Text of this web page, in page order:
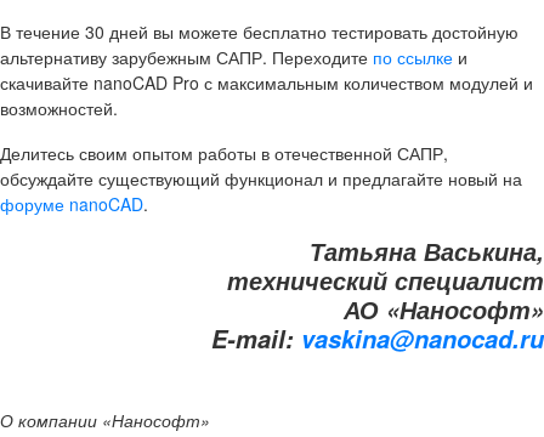
В течение 30 дней вы можете бесплатно тестировать достойную
альтернативу зарубежным САПР. Переходите по ссылке и
скачивайте nanoCAD Pro с максимальным количеством модулей и
возможностей.
Делитесь своим опытом работы в отечественной САПР,
обсуждайте существующий функционал и предлагайте новый на
форуме nanoCAD.
Татьяна Васькина,
технический специалист
АО «Нанософт»
E-mail: vaskina@nanocad.ru
О компании «Нанософт»